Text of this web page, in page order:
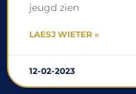
jeugd zien
LAESJ WIETER »
12-02-2023